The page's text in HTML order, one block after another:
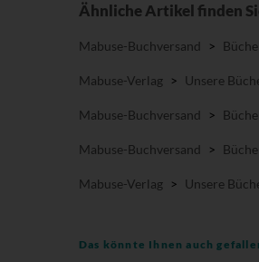
Ähnliche Artikel finden
Mabuse-Buchversand >
Mabuse-Verlag > Unsere
Mabuse-Buchversand >
Mabuse-Buchversand >
Mabuse-Verlag > Unsere
Das könnte Ihnen auch